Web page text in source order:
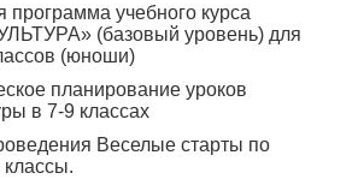
программа учебного курса
(базовый уровень) для
(юноши)
планирование уроков
в 7-9 классах
Веселые старты по
классы.